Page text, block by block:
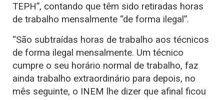
TEPH”, contando que têm sido retiradas horas
de trabalho mensalmente “de forma ilegal”.
“São subtraídas horas de trabalho aos técnicos
de forma ilegal mensalmente. Um técnico
cumpre o seu horário normal de trabalho, faz
ainda trabalho extraordinário para depois, no
mês seguinte, o INEM lhe dizer que afinal ficou